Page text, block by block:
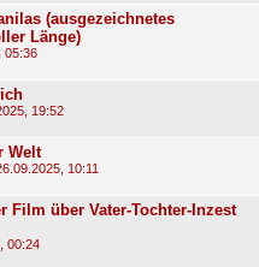
(ausgezeichnetes
Länge)
05:36
19:52
Welt
10:11
Film über Vater-Tochter-Inzest
00:24